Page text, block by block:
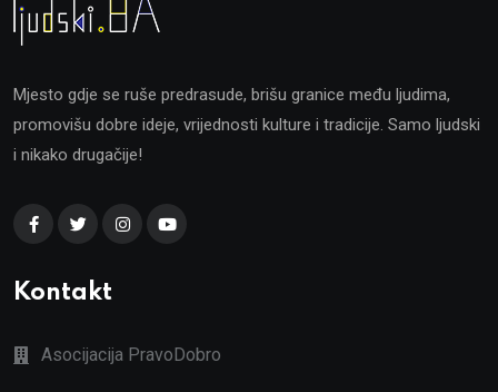
Mjesto gdje se ruše predrasude, brišu granice među ljudima,
promovišu dobre ideje, vrijednosti kulture i tradicije. Samo ljudski
i nikako drugačije!
Kontakt
Asocijacija PravoDobro